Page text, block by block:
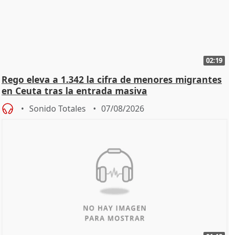
02:19
Rego eleva a 1.342 la cifra de menores migrantes
en Ceuta tras la entrada masiva
Sonido Totales 07/08/2026